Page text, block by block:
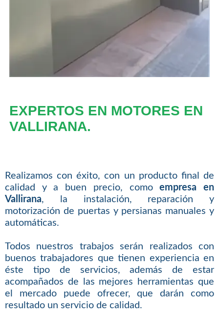
EXPERTOS EN MOTORES EN
VALLIRANA.
Realizamos con éxito, con un producto final de
calidad y a buen precio, comoempresa en
Vallirana, la instalación, reparación y
motorización de puertas y persianas manuales y
automáticas.
Todos nuestros trabajos serán realizados con
buenos trabajadores que tienen experiencia en
éste tipo de servicios, además de estar
acompañados de las mejores herramientas que
el mercado puede ofrecer, que darán como
resultado un servicio de calidad.